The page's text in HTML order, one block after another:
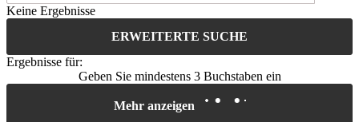
Keine Ergebnisse
ERWEITERTE SUCHE
Ergebnisse für:
Geben Sie mindestens 3 Buchstaben ein
Mehr anzeigen